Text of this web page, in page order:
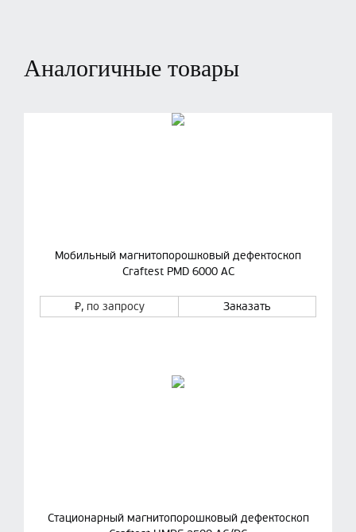
Аналогичные товары
Мобильный магнитопорошковый дефектоскоп
Craftest PMD 6000 AC
₽, по запросу Заказать
Стационарный магнитопорошковый дефектоскоп